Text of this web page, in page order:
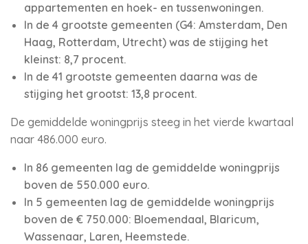
appartementen en hoek- en tussenwoningen.
In de 4 grootste gemeenten (G4: Amsterdam, Den
Haag, Rotterdam, Utrecht) was de stijging het
kleinst: 8,7 procent.
In de 41 grootste gemeenten daarna was de
stijging het grootst: 13,8 procent.
De gemiddelde woningprijs steeg in het vierde kwartaal
naar 486.000 euro.
In 86 gemeenten lag de gemiddelde woningprijs
boven de 550.000 euro.
In 5 gemeenten lag de gemiddelde woningprijs
boven de € 750.000: Bloemendaal, Blaricum,
Wassenaar, Laren, Heemstede.